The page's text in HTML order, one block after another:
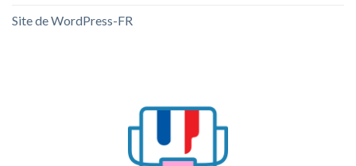
Site de WordPress-FR